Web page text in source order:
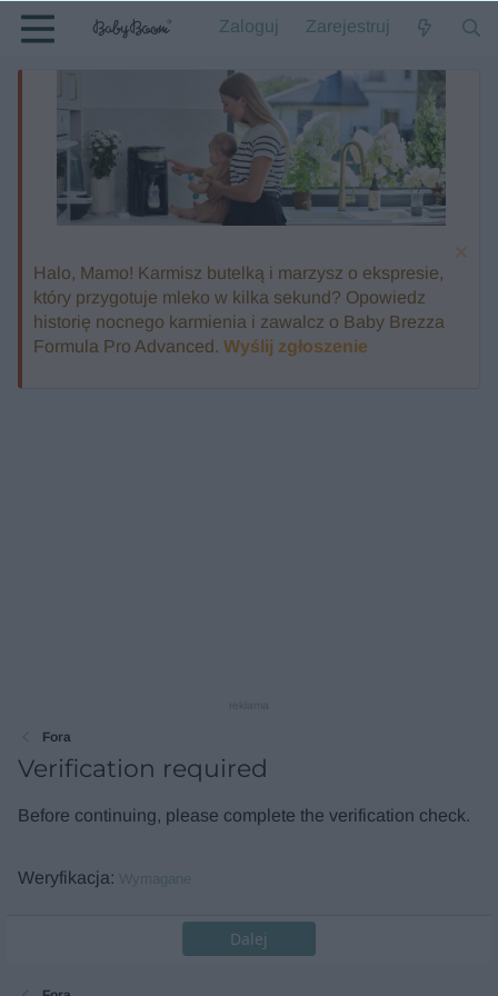
Zaloguj Zarejestruj
Halo, Mamo! Karmisz butelką i marzysz o ekspresie,
który przygotuje mleko w kilka sekund? Opowiedz
historię nocnego karmienia i zawalcz o Baby Brezza
Formula Pro Advanced. Wyślij zgłoszenie
Fora
Verification required
Before continuing, please complete the verification check.
Weryfikacja Wymagane
Dalej